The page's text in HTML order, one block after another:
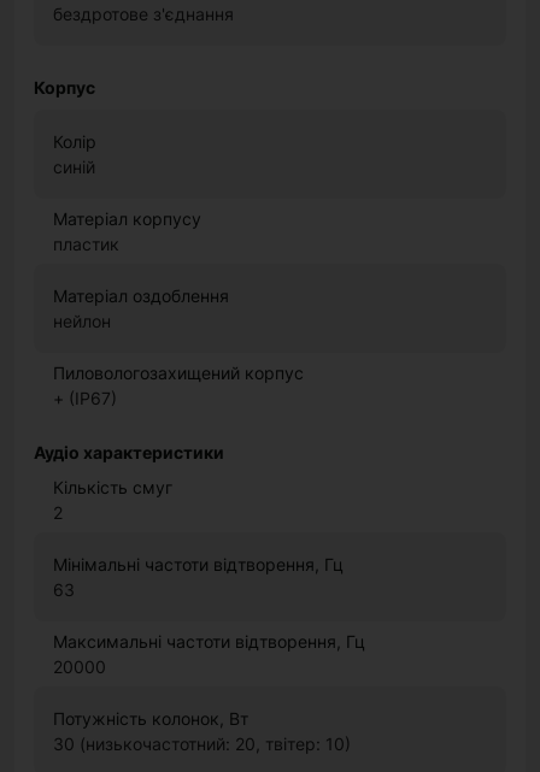
бездротове з'єднання
Корпус
Колір
синій
Матеріал корпусу
пластик
Матеріал оздоблення
нейлон
Пиловологозахищений корпус
+ (IP67)
Аудіо характеристики
Кількість смуг
2
Мінімальні частоти відтворення, Гц
63
Максимальні частоти відтворення, Гц
20000
Потужність колонок, Вт
30 (низькочастотний: 20, твітер: 10)